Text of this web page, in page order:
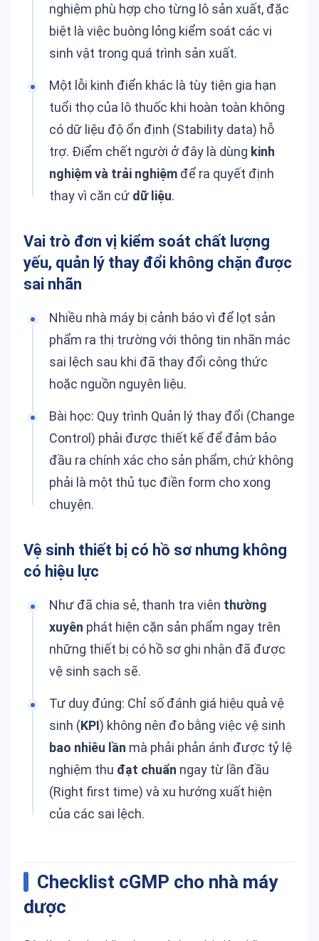
nghiệm phù hợp cho từng lô sản xuất, đặc
biệt là việc buông lỏng kiểm soát các vi
sinh vật trong quá trình sản xuất.
Một lỗi kinh điển khác là tùy tiện gia hạn
tuổi thọ của lô thuốc khi hoàn toàn không
có dữ liệu độ ổn định (Stability data) hỗ
trợ. Điểm chết người ở đây là dùng kinh
nghiệm và trải nghiệm để ra quyết định
thay vì căn cứ dữ liệu.
Vai trò đơn vị kiểm soát chất lượng
yếu, quản lý thay đổi không chặn được
sai nhãn
Nhiều nhà máy bị cảnh báo vì để lọt sản
phẩm ra thị trường với thông tin nhãn mác
sai lệch sau khi đã thay đổi công thức
hoặc nguồn nguyên liệu.
Bài học: Quy trình Quản lý thay đổi (Change
Control) phải được thiết kế để đảm bảo
đầu ra chính xác cho sản phẩm, chứ không
phải là một thủ tục điền form cho xong
chuyện.
Vệ sinh thiết bị có hồ sơ nhưng không
có hiệu lực
Như đã chia sẻ, thanh tra viên thường
xuyên phát hiện cặn sản phẩm ngay trên
những thiết bị có hồ sơ ghi nhận đã được
vệ sinh sạch sẽ.
Tư duy đúng: Chỉ số đánh giá hiệu quả vệ
sinh (KPI) không nên đo bằng việc vệ sinh
bao nhiêu lần mà phải phản ánh được tỷ lệ
nghiệm thu đạt chuẩn ngay từ lần đầu
(Right first time) và xu hướng xuất hiện
của các sai lệch.
Checklist cGMP cho nhà máy
dược